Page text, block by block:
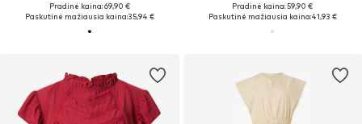
Pradinė kaina: 69,90 €
Paskutinė mažiausia kaina:35,94 €
Pradinė kaina: 59,90 €
Paskutinė mažiausia kaina:41,93 €